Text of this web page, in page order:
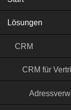
Lösungen
CRM
CRM für